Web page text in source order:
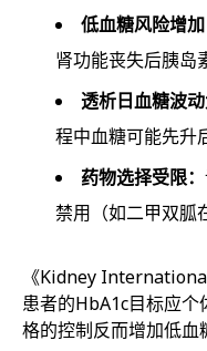
低血糖风险增加
肾功能丧失后胰岛
透析日血糖波动
程中血糖可能先升
药物选择受限：
禁用（如二甲双胍
《Kidney
患者的HbA1c目标应个
格的控制反而增加低血